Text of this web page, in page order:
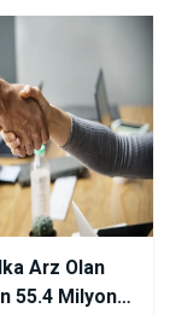
Arz Olan
55.4 Milyon